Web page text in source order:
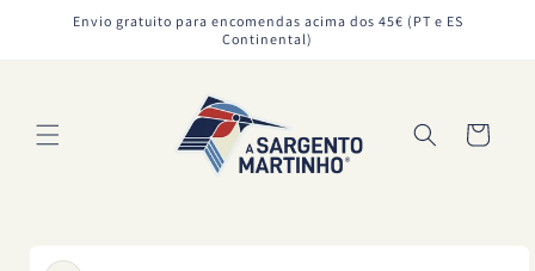
para oEnvio gratuito para encomendas acima dos 45€ (PT e ES
Continental)
Carrinho